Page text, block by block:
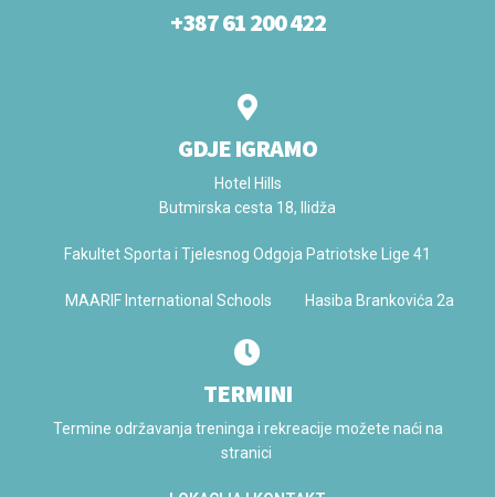
+387 61 200 422
GDJE IGRAMO
Hotel Hills
Butmirska cesta 18, Ilidža
Fakultet Sporta i Tjelesnog Odgoja Patriotske Lige 41
MAARIF International Schools Hasiba Brankovića 2a
TERMINI
Termine održavanja treninga i rekreacije možete naći na
stranici